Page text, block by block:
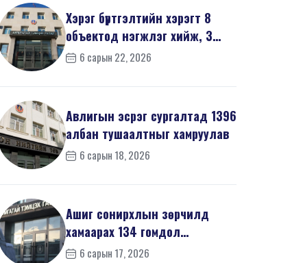
Хэрэг бүртгэлтийн хэрэгт 8
объектод нэгжлэг хийж, 3
хүнийг хойшлуулшг...
6 сарын 22, 2026
Авлигын эсрэг сургалтад 1396
албан тушаалтныг хамруулав
6 сарын 18, 2026
Ашиг сонирхлын зөрчилд
хамаарах 134 гомдол
мэдээллийг шалгав
6 сарын 17, 2026